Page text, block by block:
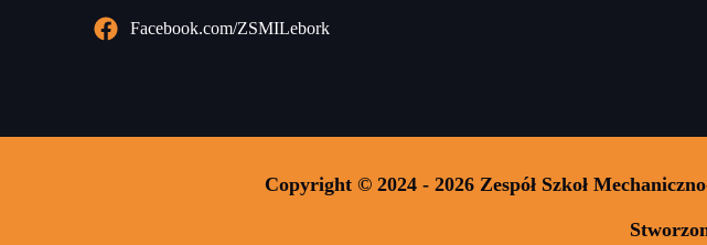
Facebook.com/ZSMILebork
Copyright © 2024 - 2026 Zespół Szkoł